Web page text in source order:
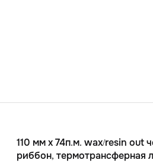
110 мм х 74п.м. wax/resin out
риббон, термотрансферная